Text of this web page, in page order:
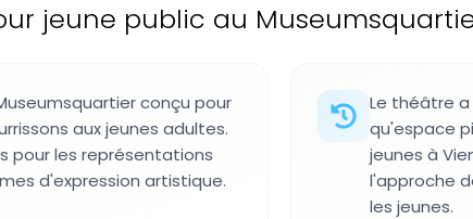
jeune public au
conçu pour
aux jeunes adultes.
pour les représentations
d'expression artistique.
Le théâtre
qu'espace
jeunes à
l'approche
les jeunes.